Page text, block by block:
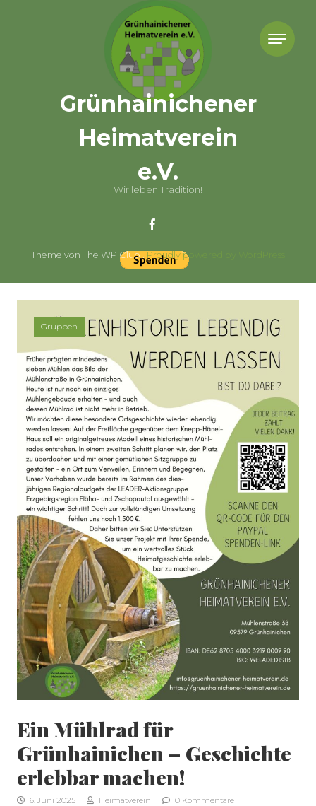
Gruppen
Ein Mühlrad für
Grünhainichen – Geschichte
erlebbar machen!
6. Juni 2025 Heimatverein 0 Kommentare
SEITENLEISTE
Grünhainichener
Heimatverein
e.V.
Wir leben Tradition!
Theme von The WP Club .Proudly powered by WordPress